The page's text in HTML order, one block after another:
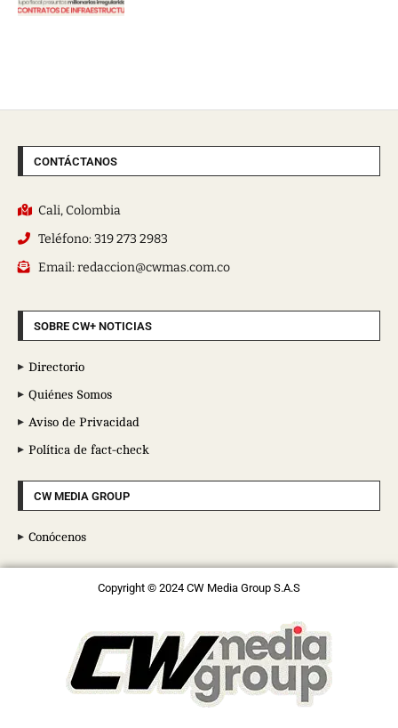
CONTÁCTANOS
Cali, Colombia
Teléfono: 319 273 2983
Email: redaccion@cwmas.com.co
SOBRE CW+ NOTICIAS
Directorio
Quiénes Somos
Aviso de Privacidad
Política de fact-check
CW MEDIA GROUP
Conócenos
Copyright © 2024 CW Media Group S.A.S